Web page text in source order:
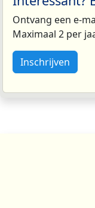
Ontvang een e-
Maximaal 2 per
Inschrijven